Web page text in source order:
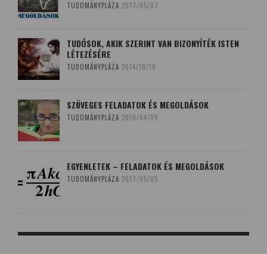
TUDOMÁNYPLÁZA 2017/05/07
TUDÓSOK, AKIK SZERINT VAN BIZONYÍTÉK ISTEN
LÉTEZÉSÉRE
TUDOMÁNYPLÁZA 2014/10/19
SZÖVEGES FELADATOK ÉS MEGOLDÁSOK
TUDOMÁNYPLÁZA 2019/04/09
EGYENLETEK – FELADATOK ÉS MEGOLDÁSOK
TUDOMÁNYPLÁZA 2017/05/05